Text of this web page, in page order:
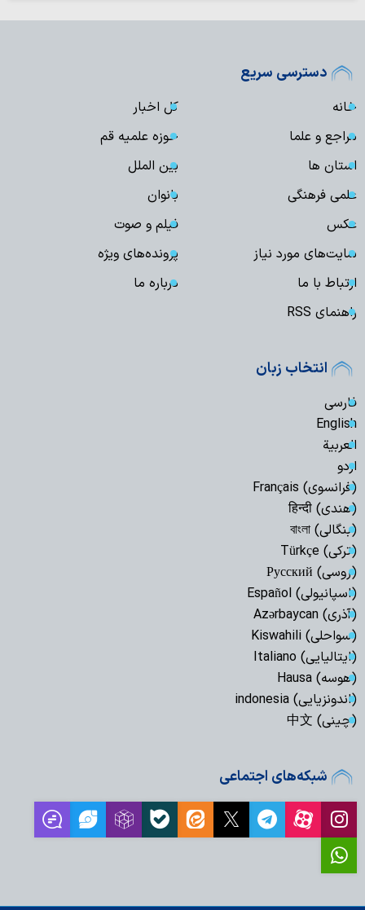
دسترسی سریع
خانه
کل اخبار
مراجع و علما
حوزه علمیه قم
استان ها
بین الملل
علمی فرهنگی
بانوان
عکس
فیلم و صوت
سایت‌های مورد نیاز
پرونده‌های ویژه
ارتباط با ما
درباره ما
راهنمای RSS
انتخاب زبان
فارسی
English
العربیة
اردو
(فرانسوی) Français
(هندی) हिन्दी
(بنگالی) বাংলা
(ترکی) Türkçe
(روسی) Русский
(اسپانیولی) Español
(آذری) Azərbaycan
(سواحلی) Kiswahili
(ایتالیایی) Italiano
(هوسه) Hausa
(اندونزیایی) indonesia
(چینی) 中文
شبکه‌های اجتماعی